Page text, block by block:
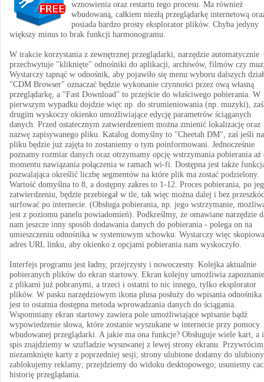
wznowienia oraz restartu tego procesu. Ma również
wbudowaną, całkiem niezłą przeglądarkę internetową
posiada bardzo prosty eksplorator plików. Chyba jedyny
większy minus to brak funkcji harmonogramu.
W trakcie korzystania z zewnętrznej przeglądarki, narzędzie automatycznie
przechwytuje "kliknięte" odnośniki do aplikacji, archiwów, filmów czy
Wystarczy tapnąć w odnośnik, aby pojawiło się menu wyboru dalszych
"CDM Browser" oznaczać będzie wykonanie czynności przez ową własną
przeglądarkę, a "Fast Download" to przejście do właściwego pobierania. W
pierwszym wypadku dojdzie więc np. do strumieniowania (np. muzyki),
drugim wyskoczy okienko umożliwiające edycję parametrów ściąganych
danych. Przed ostatecznym zatwierdzeniem można zmienić lokalizację oraz
nazwę zapisywanego pliku. Katalog domyślny to "Cheetah DM", zaś jeśli
pliku będzie już zajęta to zostaniemy o tym poinformowani. Jednocześnie
poznamy rozmiar danych oraz otrzymamy opcję wstrzymania pobierania aż
momentu nawiązania połączenia w ramach wi-fi. Dostępna jest także
pozwalająca określić liczbę segmentów na które plik ma zostać podzielony.
Wartość domyślna to 8, a dostępny zakres to 1-12. Proces pobierania, po
zatwierdzeniu, będzie przebiegał w tle, tak więc można dalej i bez
surfować po internecie. (Obsługa pobierania, np. jego wstrzymanie,
jest z poziomu panelu powiadomień). Podkreślmy, że omawiane narzędzie
nam jeszcze inny sposób dodawania danych do pobierania - polega on na
umieszczeniu odnośnika w systemowym schowku. Wystarczy więc
adres URL linku, aby okienko z opcjami pobierania nam wyskoczyło.
Interfejs programu jest ładny, przejrzysty i nowoczesny. Kolejka aktualnie
pobieranych plików do ekran startowy. Ekran kolejny umożliwia
z plikami już pobranymi, a trzeci i ostatni to nic innego, tylko eksplorator
plików. W pasku narzędziowym ikona plusa posłuży do wpisania odnośnika
jest to ostatnia dostępna metoda wprowadzania danych do ściągania.
Wspomniany ekran startowy zawiera pole umożliwiające wpisanie bądź
wypowiedzenie słowa, które zostanie wyszukane w internecie przy pomocy
wbudowanej przeglądarki. A jakie ma ona funkcje? Obsługuje wiele kart, a
spis znajdziemy w szufladzie wysuwanej z lewej strony ekranu.
niezamknięte karty z poprzedniej sesji; strony ulubione dodamy do
zablokujemy reklamy; przejdziemy do widoku desktopowego; usuniemy
historię przeglądania.